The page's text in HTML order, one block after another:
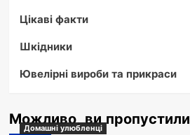
Цікаві факти
Шкідники
Ювелірні вироби та прикраси
Можливо, ви пропустили
Домашні улюбленці